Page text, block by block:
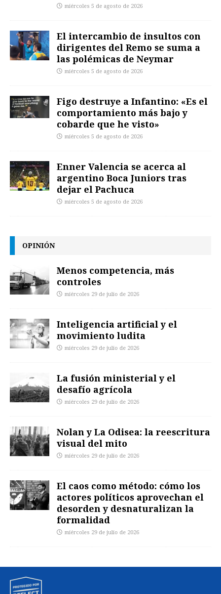
miércoles 5 de agosto de 2026
El intercambio de insultos con
dirigentes del Remo se suma a
las polémicas de Neymar
miércoles 5 de agosto de 2026
Figo destruye a Infantino: «Es el
comportamiento más bajo y
cobarde que he visto»
miércoles 5 de agosto de 2026
Enner Valencia se acerca al
argentino Boca Juniors tras
dejar el Pachuca
miércoles 5 de agosto de 2026
OPINIÓN
Menos competencia, más
controles
miércoles 29 de julio de 2026
Inteligencia artificial y el
movimiento ludita
miércoles 29 de julio de 2026
La fusión ministerial y el
desafío agrícola
miércoles 29 de julio de 2026
Nolan y La Odisea: la reescritura
visual del mito
miércoles 29 de julio de 2026
El caos como método: cómo los
actores políticos aprovechan el
desorden y desnaturalizan la
formalidad
miércoles 29 de julio de 2026